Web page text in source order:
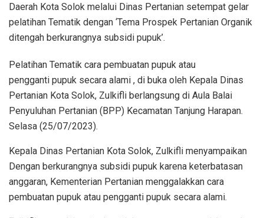
Daerah Kota Solok melalui Dinas Pertanian setempat gelar
pelatihan Tematik dengan ‘Tema Prospek Pertanian Organik
ditengah berkurangnya subsidi pupuk’.
Pelatihan Tematik cara pembuatan pupuk atau
pengganti pupuk secara alami , di buka oleh Kepala Dinas
Pertanian Kota Solok, Zulkifli berlangsung di Aula Balai
Penyuluhan Pertanian (BPP) Kecamatan Tanjung Harapan.
Selasa (25/07/2023).
Kepala Dinas Pertanian Kota Solok, Zulkifli menyampaikan
Dengan berkurangnya subsidi pupuk karena keterbatasan
anggaran, Kementerian Pertanian menggalakkan cara
pembuatan pupuk atau pengganti pupuk secara alami.